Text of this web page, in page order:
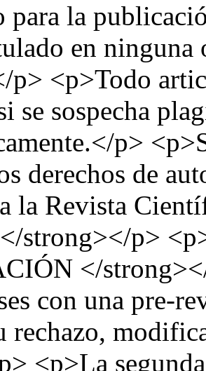
para la
en
p> <p>Todo
se sospecha
p>
derechos de
la Revista
strong></p>
</
con una pre-
rechazo,
<p>La